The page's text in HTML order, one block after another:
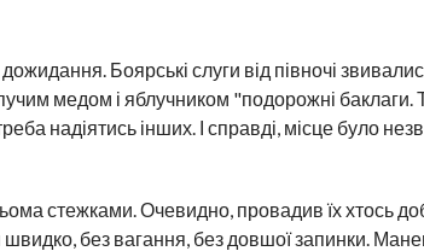
Боярські слуги від півночі
медом і яблучником "подорожні баклаги.
надіятись інших. І справді, місце було
стежками. Очевидно, провадив їх хтось
без вагання, без довшої запинки.